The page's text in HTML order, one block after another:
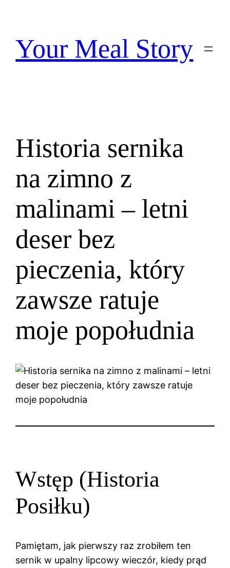
treściYour Meal Story
Historia sernika
na zimno z
malinami – letni
deser bez
pieczenia, który
zawsze ratuje
moje popołudnia
Wstęp (Historia
Posiłku)
Pamiętam, jak pierwszy raz zrobiłem ten
sernik w upalny lipcowy wieczór, kiedy prąd